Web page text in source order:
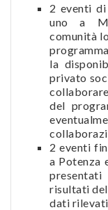
2 eventi di
uno a
comunità
la
privato
del
2 eventi
a Potenza
risultati del
dati